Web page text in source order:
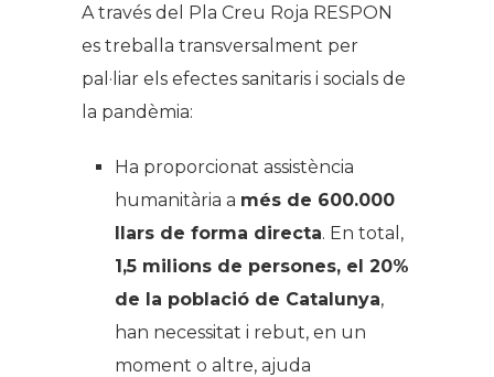
A través del Pla Creu Roja RESPON
es treballa transversalment per
pal·liar els efectes sanitaris i socials de
la pandèmia:
Ha proporcionat assistència
humanitària a més de 600.000
llars de forma directa. En total,
1,5 milions de persones, el 20%
de la població de Catalunya,
han necessitat i rebut, en un
moment o altre, ajuda